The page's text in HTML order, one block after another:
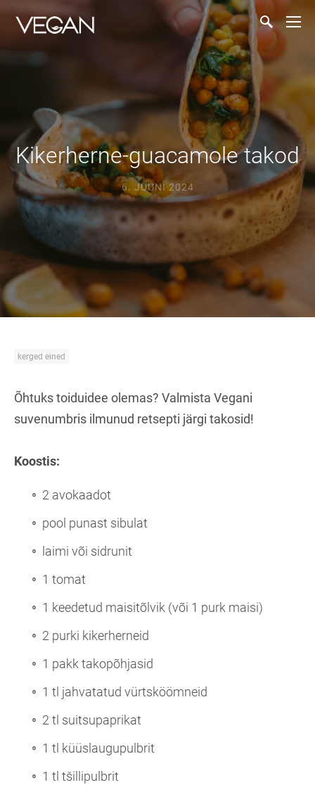
Kikerherne-guacamole takod
6. JUUNI 2024
kerged eined
Õhtuks toiduidee olemas? Valmista Vegani
suvenumbris ilmunud retsepti järgi takosid!
Koostis:
2 avokaadot
pool punast sibulat
laimi või sidrunit
1 tomat
1 keedetud maisitõlvik (või 1 purk maisi)
2 purki kikerherneid
1 pakk takopõhjasid
1 tl jahvatatud vürtsköömneid
2 tl suitsupaprikat
1 tl küüslaugupulbrit
1 tl tšillipulbrit